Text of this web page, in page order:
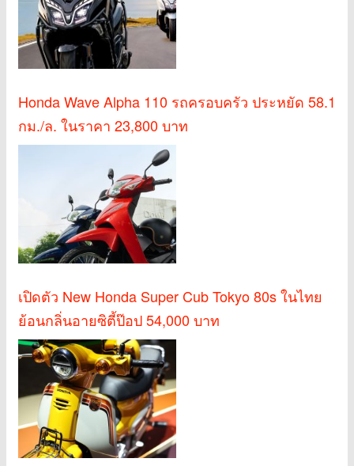
Honda Wave Alpha 110 รถครอบครัว ประหยัด 58.1
กม./ล. ในราคา 23,800 บาท
เปิดตัว New Honda Super Cub Tokyo 80s ในไทย
ย้อนกลิ่นอายซิตี้ป๊อป 54,000 บาท